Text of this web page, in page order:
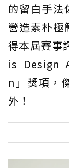
的留白手法
營造素朴極
得本屆賽事
is Design
n」獎項，
外！